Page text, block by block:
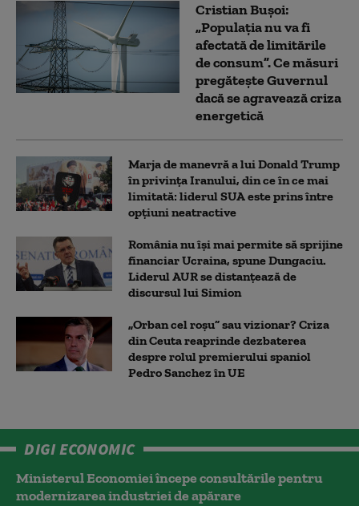
Cristian Bușoi:
„Populația nu va fi
afectată de limitările
de consum”. Ce măsuri
pregătește Guvernul
dacă se agravează criza
energetică
Marja de manevră a lui Donald Trump
în privința Iranului, din ce în ce mai
limitată: liderul SUA este prins între
opțiuni neatractive
România nu își mai permite să sprijine
financiar Ucraina, spune Dungaciu.
Liderul AUR se distanțează de
discursul lui Simion
„Orban cel roșu” sau vizionar? Criza
din Ceuta reaprinde dezbaterea
despre rolul premierului spaniol
Pedro Sanchez în UE
DIGI ECONOMIC
Ministerul Economiei începe consultările pentru
modernizarea industriei de apărare